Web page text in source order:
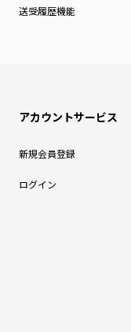
送受履歴機能
アカウントサービス
新規会員登録
ログイン